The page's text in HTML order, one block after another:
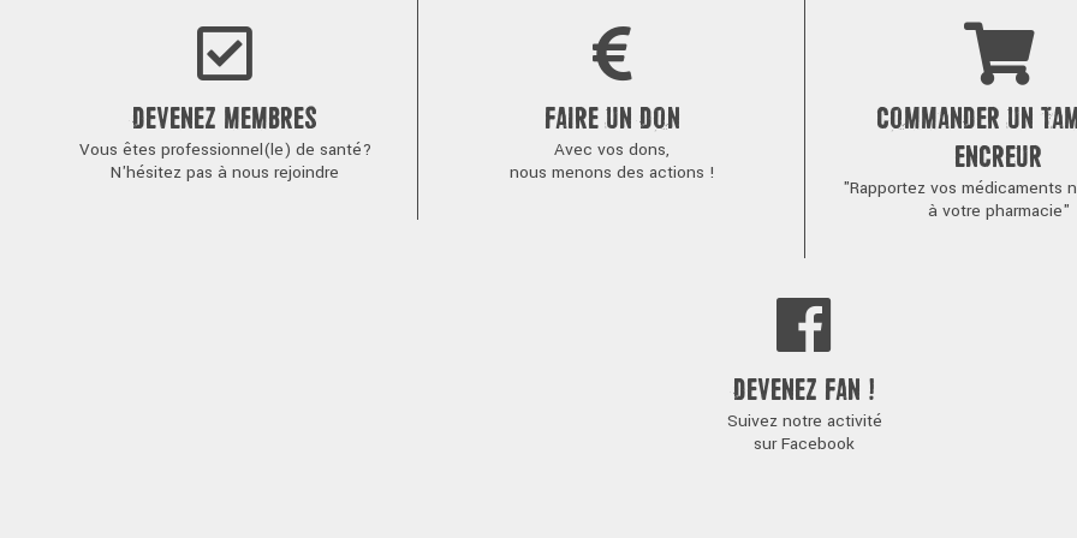
DEVENEZ MEMBRES
Vous êtes professionnel(le) de santé?
N'hésitez pas à nous rejoindre
FAIRE UN DON
Avec vos dons,
nous menons des actions !
COMMANDER UN
ENCREUR
"Rapportez vos médicaments
à votre pharmacie"
DEVENEZ FAN !
Suivez notre activité
sur Facebook